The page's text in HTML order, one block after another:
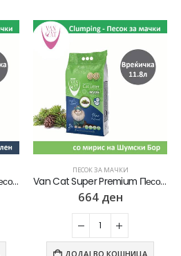
Van Cat Super Premium Песок за мачки со Активен јаглен [Вреќичка 10л]
ПЕСОК ЗА МАЧКИ
Van Cat Super Premium Песок за мачки со мирис на Шумски бор [Вреќичка 11.8л]
664 ден